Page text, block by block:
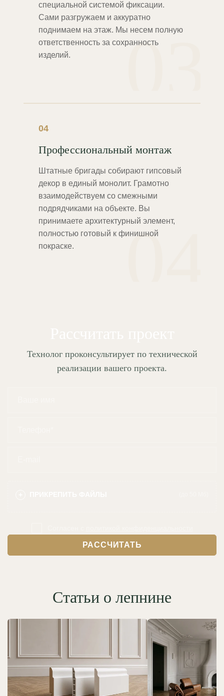
03
специальной системой фиксации.
Сами разгружаем и аккуратно
поднимаем на этаж. Мы несем полную
ответственность за сохранность
изделий.
04
04
Профессиональный монтаж
Штатные бригады собирают гипсовый
декор в единый монолит. Грамотно
взаимодействуем со смежными
подрядчиками на объекте. Вы
принимаете архитектурный элемент,
полностью готовый к финишной
покраске.
Технолог проконсультирует по технической
реализации вашего проекта.
РАССЧИТАТЬ
Статьи о лепнине